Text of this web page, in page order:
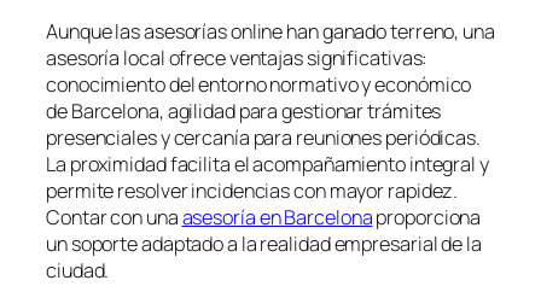
Aunque las asesorías online han ganado terreno, una
asesoría local ofrece ventajas significativas:
conocimiento del entorno normativo y económico
de Barcelona, agilidad para gestionar trámites
presenciales y cercanía para reuniones periódicas.
La proximidad facilita el acompañamiento integral y
permite resolver incidencias con mayor rapidez.
Contar con unaasesoría en Barcelonaproporciona
un soporte adaptado a la realidad empresarial de la
ciudad.